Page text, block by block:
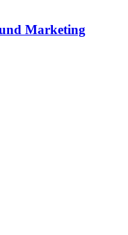
Marketing